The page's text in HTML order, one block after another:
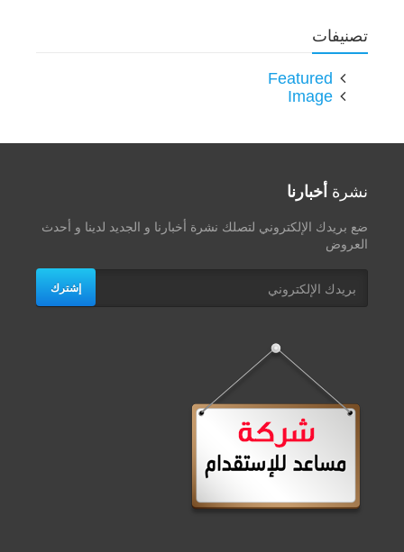
تصنيفات
Featured
Image
نشرة أخبارنا
ضع بريدك الإلكتروني لتصلك نشرة أخبارنا و الجديد لدينا و أحدث
العروض
إشترك